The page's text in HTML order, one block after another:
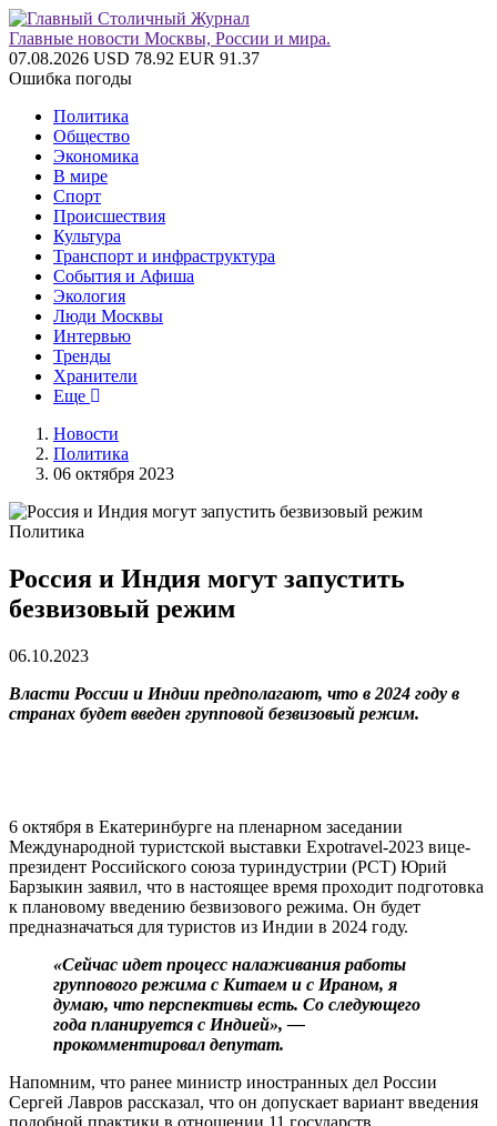
Главные новости Москвы, России и мира.
07.08.2026 USD 78.92 EUR 91.37
Ошибка погоды
Политика
Общество
Экономика
В мире
Спорт
Происшествия
Культура
Транспорт и инфраструктура
События и Афиша
Экология
Люди Москвы
Интервью
Тренды
Хранители
Еще
Новости
Политика
06 октября 2023
Политика
Россия и Индия могут запустить
безвизовый режим
06.10.2023
Власти России и Индии предполагают, что в 2024 году в
странах будет введен групповой безвизовый режим.
6 октября в Екатеринбурге на пленарном заседании
Международной туристской выставки Expotravel-2023 вице-
президент Российского союза туриндустрии (РСТ) Юрий
Барзыкин заявил, что в настоящее время проходит подготовка
к плановому введению безвизового режима. Он будет
предназначаться для туристов из Индии в 2024 году.
«Сейчас идет процесс налаживания работы
группового режима с Китаем и с Ираном, я
думаю, что перспективы есть. Со следующего
года планируется с Индией», —
прокомментировал депутат.
Напомним, что ранее министр иностранных дел России
Сергей Лавров рассказал, что он допускает вариант введения
подобной практики в отношении 11 государств.